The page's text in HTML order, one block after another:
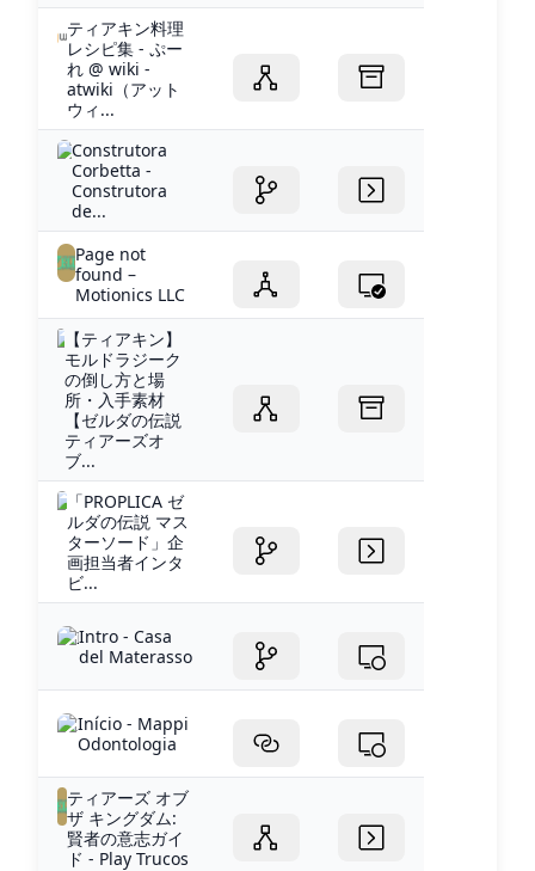
ティアキン料理
レシピ集 - ぷー
れ @ wiki -
atwiki（アット
ウィ...
Construtora
Corbetta -
Construtora
de...
Page not
found –
Motionics LLC
【ティアキン】
モルドラジーク
の倒し方と場
所・入手素材
【ゼルダの伝説
ティアーズオ
ブ...
「PROPLICA ゼ
ルダの伝説 マス
ターソード」企
画担当者インタ
ビ...
Intro - Casa
del Materasso
Início - Mappi
Odontologia
ティアーズ オブ
ザ キングダム:
賢者の意志ガイ
ド - Play Trucos